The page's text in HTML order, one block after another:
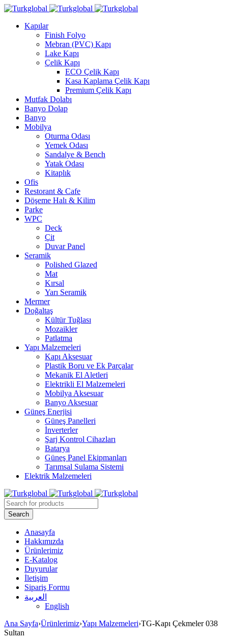
Kapılar
Finish Folyo
Mebran (PVC) Kapı
Lake Kapı
Çelik Kapı
ECO Çelik Kapı
Kasa Kaplama Çelik Kapı
Premium Çelik Kapı
Mutfak Dolabı
Banyo Dolap
Banyo
Mobilya
Oturma Odası
Yemek Odası
Sandalye & Bench
Yatak Odası
Kitaplık
Ofis
Restorant & Cafe
Döşeme Halı & Kilim
Parke
WPC
Deck
Çit
Duvar Panel
Seramik
Polished Glazed
Mat
Kırsal
Yarı Seramik
Mermer
Doğaltaş
Kültür Tuğlası
Mozaikler
Patlatma
Yapı Malzemeleri
Kapı Aksesuar
Plastik Boru ve Ek Parçalar
Mekanik El Aletleri
Elektrikli El Malzemeleri
Mobilya Aksesuar
Banyo Aksesuar
Güneş Enerjisi
Güneş Panelleri
İnverterler
Şarj Kontrol Cihazları
Batarya
Güneş Panel Ekipmanları
Tarımsal Sulama Sistemi
Elektrik Malzemeleri
Anasayfa
Hakkımızda
Ürünlerimiz
E-Katalog
Duyurular
İletişim
Sipariş Formu
العربية
English
Ana Sayfa›Ürünlerimiz›Yapı Malzemeleri›TG-Kapı Çekmeler 038
Sultan